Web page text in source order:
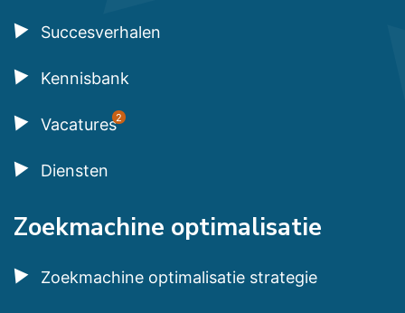
Succesverhalen
Kennisbank
Vacatures2
Diensten
Zoekmachine optimalisatie
Zoekmachine optimalisatie strategie